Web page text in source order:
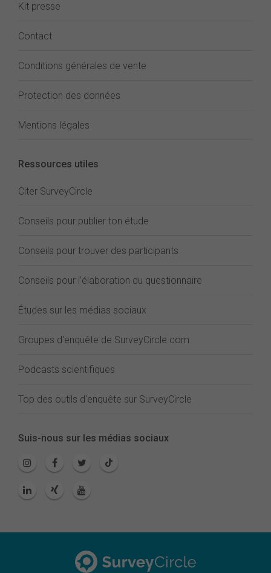
Kit presse
Contact
Conditions générales de vente
Protection des données
Mentions légales
Ressources utiles
Citer SurveyCircle
Conseils pour publier ton étude
Conseils pour trouver des participants
Conseils pour l'élaboration du questionnaire
Études sur les médias sociaux
Groupes d'enquête de SurveyCircle.com
Podcasts scientifiques
Top des outils d'enquête sur SurveyCircle
Suis-nous sur les médias sociaux